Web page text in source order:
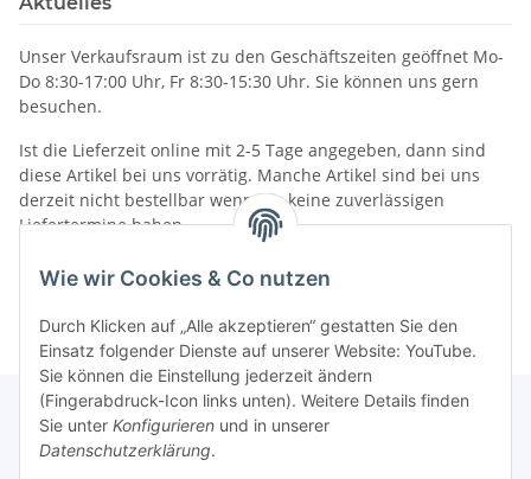
Wie wir Cookies & Co nutzen
Durch Klicken auf „Alle akzeptieren“ gestatten Sie den
Einsatz folgender Dienste auf unserer Website: YouTube.
Sie können die Einstellung jederzeit ändern
(Fingerabdruck-Icon links unten). Weitere Details finden
Sie unter Konfigurieren und in unserer
Datenschutzerklärung.
Unser Verkaufsraum ist zu den Geschäftszeiten geöffnet Mo-
Do 8:30-17:00 Uhr, Fr 8:30-15:30 Uhr. Sie können uns gern
besuchen.
Ist die Lieferzeit online mit 2-5 Tage angegeben, dann sind
diese Artikel bei uns vorrätig. Manche Artikel sind bei uns
derzeit nicht bestellbar wenn wir keine zuverlässigen
Liefertermine haben.
Informationen
Gesetzliche Informationen